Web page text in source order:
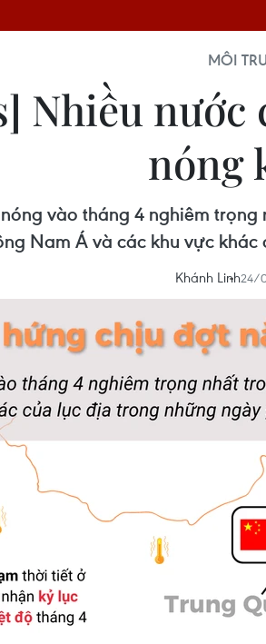
MÔI
Nhiều nước
nóng
vào tháng 4 nghiêm
Nam Á và các khu vực
Khánh Linh24/